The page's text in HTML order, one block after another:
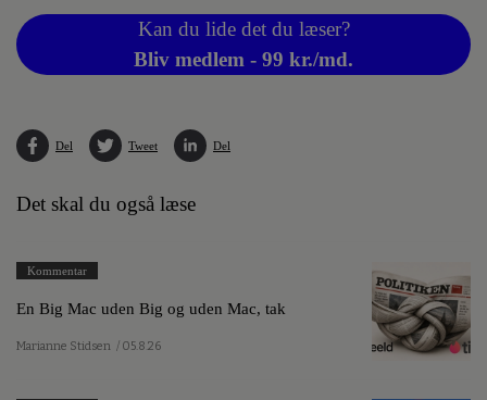
Kan du lide det du læser?
Bliv medlem - 99 kr./md.
Del Tweet Del
Det skal du også læse
Kommentar
En Big Mac uden Big og uden Mac, tak
Marianne Stidsen / 05.8.26